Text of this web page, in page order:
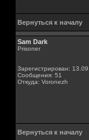
Вернуться к началу
Sam Dark
Prisoner
Зарегистрирован:
Сообщения: 51
Откуда: Voronezh
Вернуться к началу